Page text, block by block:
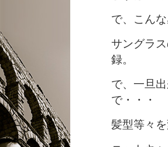
で、こん
サングラ
録。
で、一旦
で・・・
髪型等々を